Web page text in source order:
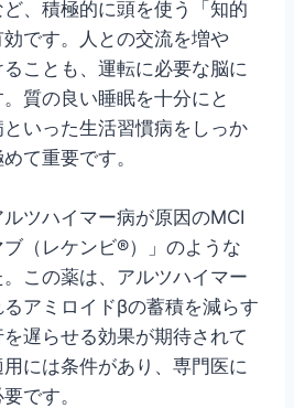
、積極的に頭を使う「知的
です。人との交流を増や
ことも、運転に必要な脳に
質の良い睡眠を十分にと
いった生活習慣病をしっか
て重要です。
ツハイマー病が原因のMCI
（レケンビ®）」のような
この薬は、アルツハイマー
アミロイドβの蓄積を減らす
遅らせる効果が期待されて
には条件があり、専門医に
です。